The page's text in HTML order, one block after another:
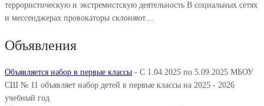
террористическую и экстремистскую деятельность В социальных сетях
и мессенджерах провокаторы склоняют…
Объявления
Объявляется набор в первые классы - С 1.04.2025 по 5.09.2025 МБОУ
СШ № 11 объявляет набор детей в первые классы на 2025 - 2026
учебный год